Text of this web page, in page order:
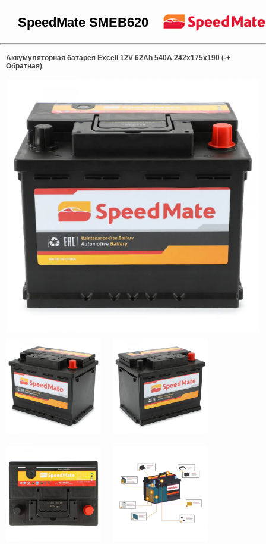
SpeedMate SMEB620
Аккумуляторная батарея Excell 12V 62Ah 540A 242x175x190 (-+
Обратная)